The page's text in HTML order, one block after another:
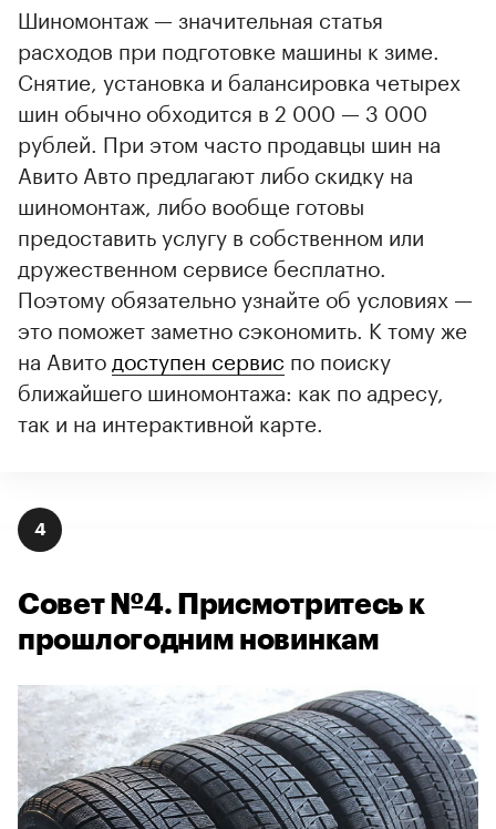
Шиномонтаж — значительная статья
расходов при подготовке машины к зиме.
Снятие, установка и балансировка четырех
шин обычно обходится в 2 000 — 3 000
рублей. При этом часто продавцы шин на
Авито Авто предлагают либо скидку на
шиномонтаж, либо вообще готовы
предоставить услугу в собственном или
дружественном сервисе бесплатно.
Поэтому обязательно узнайте об условиях —
это поможет заметно сэкономить. К тому же
на Авито доступен сервис по поиску
ближайшего шиномонтажа: как по адресу,
так и на интерактивной карте.
4
Совет №4. Присмотритесь к
прошлогодним новинкам